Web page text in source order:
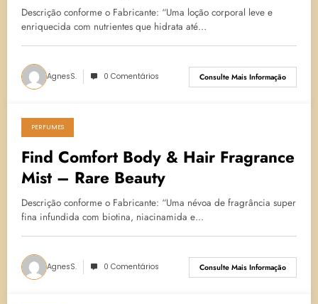
Descrição conforme o Fabricante: “Uma loção corporal leve e
enriquecida com nutrientes que hidrata até…
AgnesS. 0 Comentários Consulte Mais Informação
3 de maio de 2024
PERFUMES
Find Comfort Body & Hair Fragrance
Mist – Rare Beauty
Descrição conforme o Fabricante: “Uma névoa de fragrância super
fina infundida com biotina, niacinamida e…
AgnesS. 0 Comentários Consulte Mais Informação